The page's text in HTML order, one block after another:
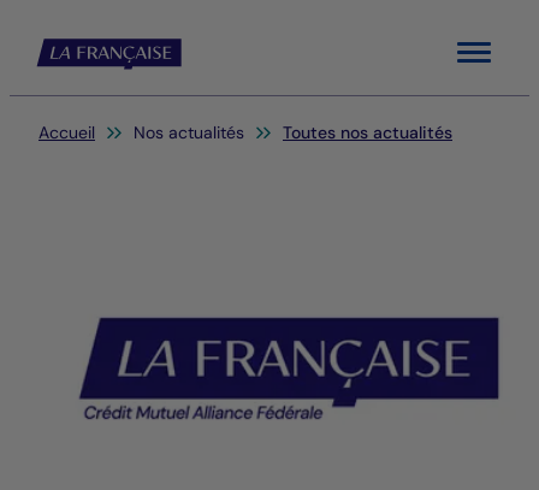
Menu
Vous êtes ici:
Accueil Nos actualités Toutes nos actualités